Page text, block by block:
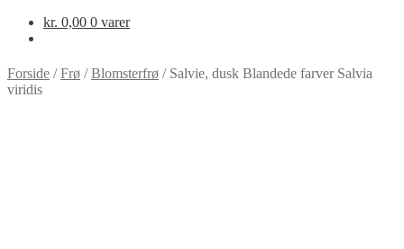
kr. 0,00 0 varer
Forside /Frø /Blomsterfrø / Salvie, dusk Blandede farver Salvia
viridis